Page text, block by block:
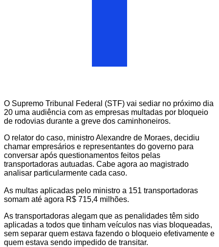
O Supremo Tribunal Federal (STF) vai sediar no próximo dia
20 uma audiência com as empresas multadas por bloqueio
de rodovias durante a greve dos caminhoneiros.
O relator do caso, ministro Alexandre de Moraes, decidiu
chamar empresários e representantes do governo para
conversar após questionamentos feitos pelas
transportadoras autuadas. Cabe agora ao magistrado
analisar particularmente cada caso.
As multas aplicadas pelo ministro a 151 transportadoras
somam até agora R$ 715,4 milhões.
As transportadoras alegam que as penalidades têm sido
aplicadas a todos que tinham veículos nas vias bloqueadas,
sem separar quem estava fazendo o bloqueio efetivamente e
quem estava sendo impedido de transitar.